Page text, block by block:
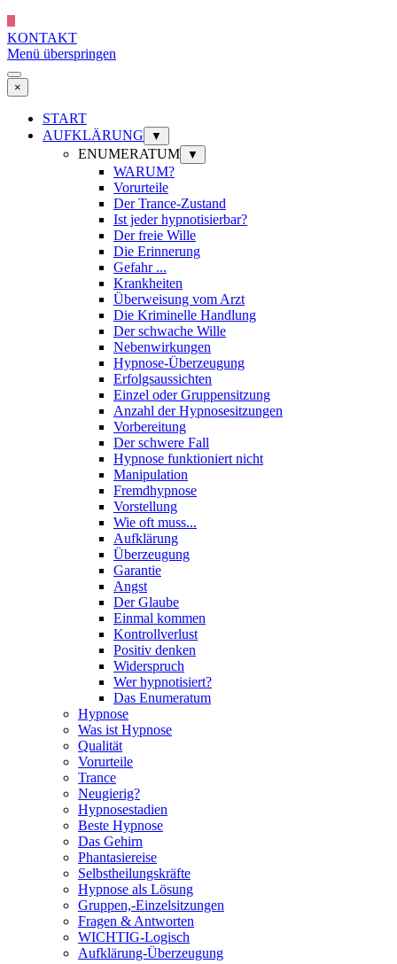
KONTAKT
Menü überspringen
×
START
AUFKLÄRUNG
▼
ENUMERATUM ▼
WARUM?
Vorurteile
Der Trance-Zustand
Ist jeder hypnotisierbar?
Der freie Wille
Die Erinnerung
Gefahr ...
Krankheiten
Überweisung vom Arzt
Die Kriminelle Handlung
Der schwache Wille
Nebenwirkungen
Hypnose-Überzeugung
Erfolgsaussichten
Einzel oder Gruppensitzung
Anzahl der Hypnosesitzungen
Vorbereitung
Der schwere Fall
Hypnose funktioniert nicht
Manipulation
Fremdhypnose
Vorstellung
Wie oft muss...
Aufklärung
Überzeugung
Garantie
Angst
Der Glaube
Einmal kommen
Kontrollverlust
Positiv denken
Widerspruch
Wer hypnotisiert?
Das Enumeratum
Hypnose
Was ist Hypnose
Qualität
Vorurteile
Trance
Neugierig?
Hypnosestadien
Beste Hypnose
Das Gehirn
Phantasiereise
Selbstheilungskräfte
Hypnose als Lösung
Gruppen,-Einzelsitzungen
Fragen & Antworten
WICHTIG-Logisch
Aufklärung-Überzeugung